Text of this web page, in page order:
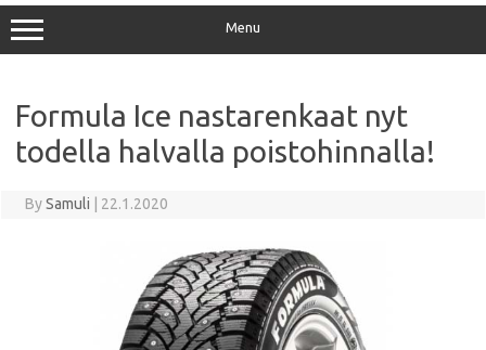
Menu
Formula Ice nastarenkaat nyt
todella halvalla poistohinnalla!
BySamuli 22.1.2020